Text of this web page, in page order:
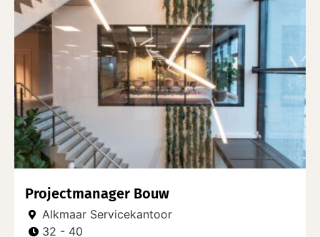
Projectmanager Bouw
Alkmaar Servicekantoor
32 - 40